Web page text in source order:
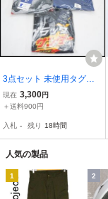
3点セット 未使用タグ付
き サイクルウェア メンズ
Mサイズ パールイズミ ス
BKJ92136 ネイビー ブラ
現在 3,300円
＋送料900円
入札 - 残り 18時間
人気の製品
1 2